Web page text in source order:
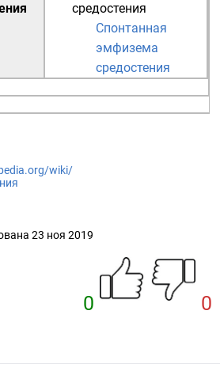
средостения
Спонтанная
эмфизема
средостения
wiki/
23 ноя 2019
0 0